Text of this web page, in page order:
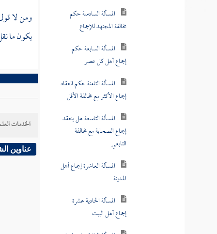
المسألة السادسة حكم
مخالفة المجتهد للإجماع
المسألة السابعة حكم
إجماع أهل كل عصر
المسألة الثامنة حكم انعقاد
إجماع الأكثر مع مخالفة الأقل
المسألة التاسعة هل ينعقد
إجماع الصحابة مع مخالفة
التابعي
المسألة العاشرة إجماع أهل
المدينة
المسألة الحادية عشرة
إجماع أهل البيت
المسألة الثانية عشرة إجماع
ومن لا
يكون ما
الخدمات
عناوين